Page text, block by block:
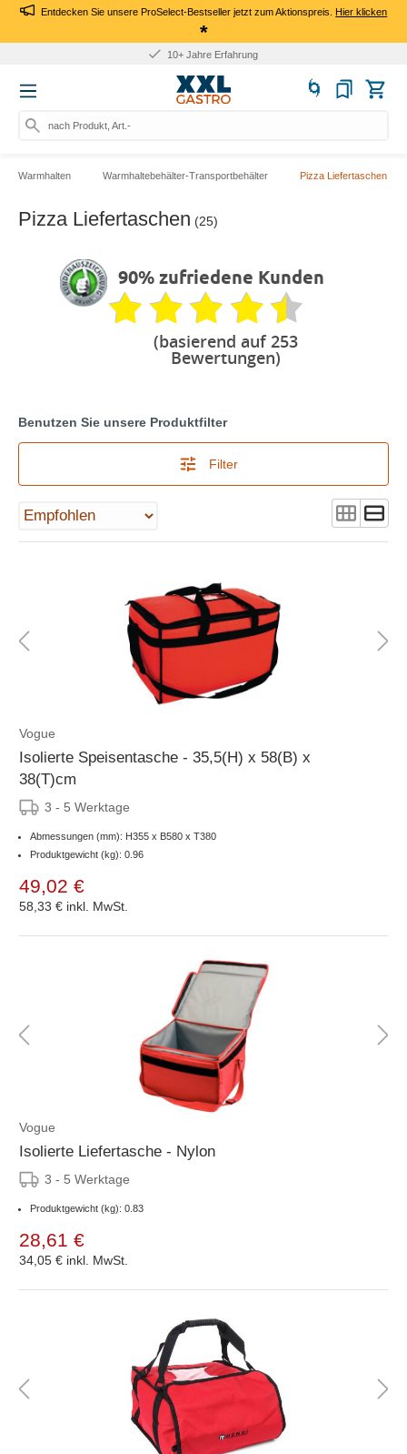
Entdecken Sie unsere ProSelect-Bestseller jetzt zum Aktionspreis.Hier klicken
*
10+ Jahre Erfahrung
nach Produkt, Art.-Nr., Mark
Warmhalten Warmhaltebehälter-Transportbehälter Pizza Liefertaschen
Pizza Liefertaschen (25)
90% zufriedene Kunden
(basierend auf 253
Bewertungen)
Benutzen Sie unsere Produktfilter
Filter
Vogue
Isolierte Speisentasche - 35,5(H) x 58(B) x
38(T)cm
3 - 5 Werktage
Abmessungen (mm): H355 x B580 x T380
Produktgewicht (kg): 0.96
49,02 €
58,33 € inkl. MwSt.
Vogue
Isolierte Liefertasche - Nylon
3 - 5 Werktage
Produktgewicht (kg): 0.83
28,61 €
34,05 € inkl. MwSt.